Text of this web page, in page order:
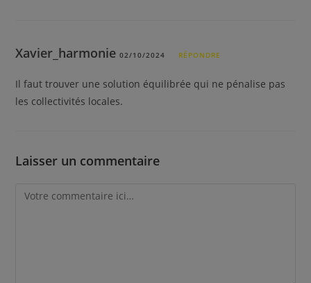
Xavier_harmonie02/10/2024 RÉPONDRE
Il faut trouver une solution équilibrée qui ne pénalise pas
les collectivités locales.
Laisser un commentaire